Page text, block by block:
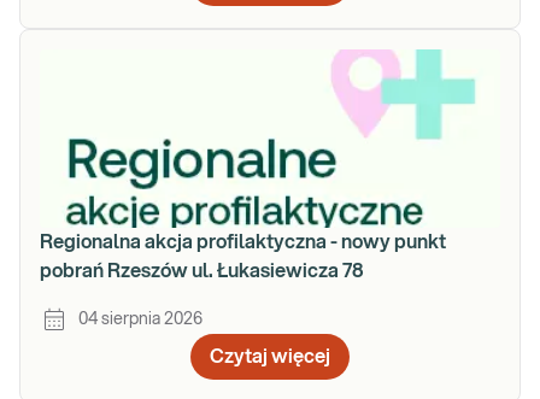
Regionalna akcja profilaktyczna - nowy punkt
pobrań Rzeszów ul. Łukasiewicza 78
04 sierpnia 2026
Czytaj więcej